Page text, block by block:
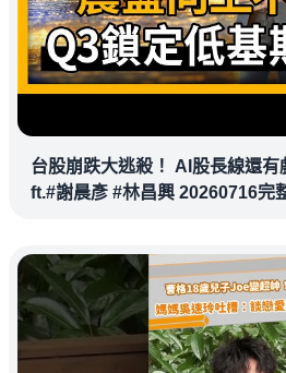
台股崩跌大逃殺！ AI股長線還
ft.#謝晨彥 #林昌興 20260716完